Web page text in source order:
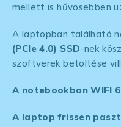
mellett is hűvösebben
A laptopban található
(PCIe 4.0) SSD-nek
szoftverek betöltése
A notebookban WIFI
A laptop frissen